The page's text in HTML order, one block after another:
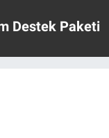
Destek Paketi